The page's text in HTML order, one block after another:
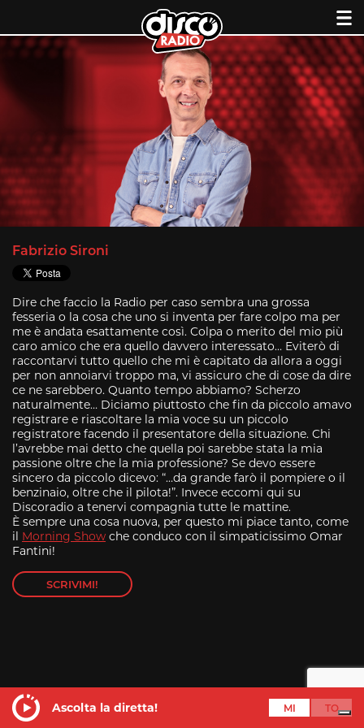
Ascolta la diretta!
MI TO
Skip
Fabrizio Sironi
Dire che faccio la Radio per caso sembra una grossa
fesseria o la cosa che uno si inventa per fare colpo ma per
me è andata esattamente così. Colpa o merito del mio più
caro amico che era quello davvero interessato… Eviterò di
raccontarvi tutto quello che mi è capitato da allora a oggi
per non annoiarvi troppo ma, vi assicuro che di cose da dire
ce ne sarebbero. Quanto tempo abbiamo? Scherzo
naturalmente… Diciamo piuttosto che fin da piccolo amavo
registrare e riascoltare la mia voce su un piccolo
registratore facendo il presentatore della situazione. Chi
l’avrebbe mai detto che quella poi sarebbe stata la mia
passione oltre che la mia professione? Se devo essere
sincero da piccolo dicevo: “…da grande farò il pompiere o il
benzinaio, oltre che il pilota!”. Invece eccomi qui su
Discoradio a tenervi compagnia tutte le mattine.
È sempre una cosa nuova, per questo mi piace tanto, come
il Morning Show che conduco con il simpaticissimo Omar
Fantini!
SCRIVIMI!